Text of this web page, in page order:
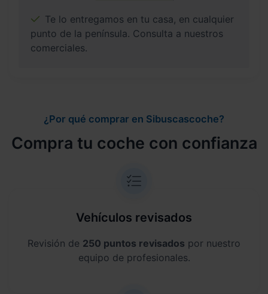
Te lo entregamos en tu casa, en cualquier
punto de la península. Consulta a nuestros
comerciales.
¿Por qué comprar en Sibuscascoche?
Compra tu coche con confianza
Vehículos revisados
Revisión de 250 puntos revisados por nuestro
equipo de profesionales.